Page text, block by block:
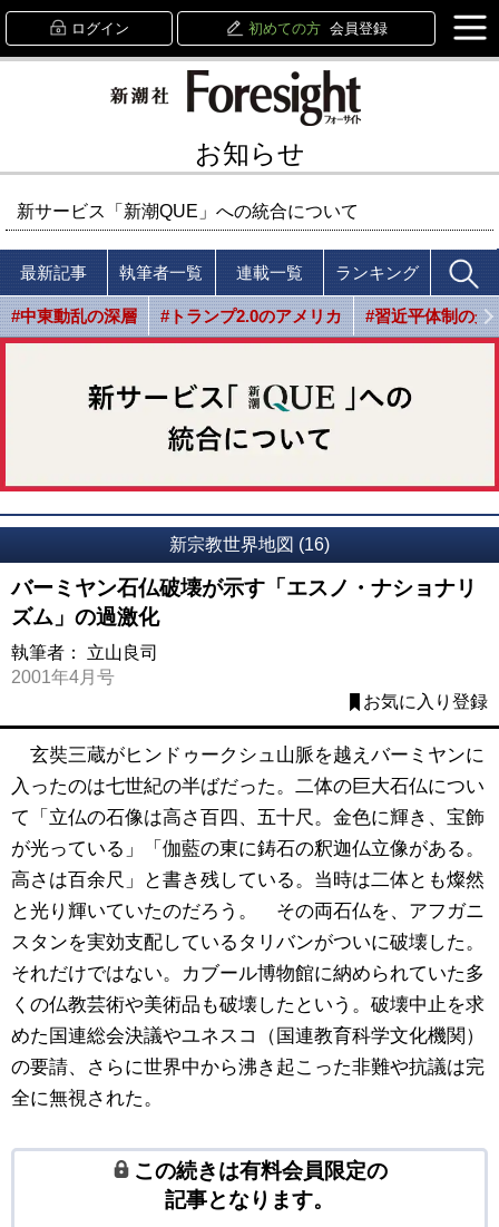
ログイン 初めての方 会員登録
お知らせ
新サービス「新潮QUE」への統合について
最新記事 執筆者一覧 連載一覧 ランキング
#中東動乱の深層 #トランプ2.0のアメリカ #習近平体制の光
新宗教世界地図 (16)
バーミヤン石仏破壊が示す「エスノ・ナショナリ
ズム」の過激化
執筆者： 立山良司
2001年4月号
お気に入り登録
玄奘三蔵がヒンドゥークシュ山脈を越えバーミヤンに
入ったのは七世紀の半ばだった。二体の巨大石仏につい
て「立仏の石像は高さ百四、五十尺。金色に輝き、宝飾
が光っている」「伽藍の東に鋳石の釈迦仏立像がある。
高さは百余尺」と書き残している。当時は二体とも燦然
と光り輝いていたのだろう。 その両石仏を、アフガニ
スタンを実効支配しているタリバンがついに破壊した。
それだけではない。カブール博物館に納められていた多
くの仏教芸術や美術品も破壊したという。破壊中止を求
めた国連総会決議やユネスコ（国連教育科学文化機関）
の要請、さらに世界中から沸き起こった非難や抗議は完
全に無視された。
この続きは有料会員限定の
記事となります。